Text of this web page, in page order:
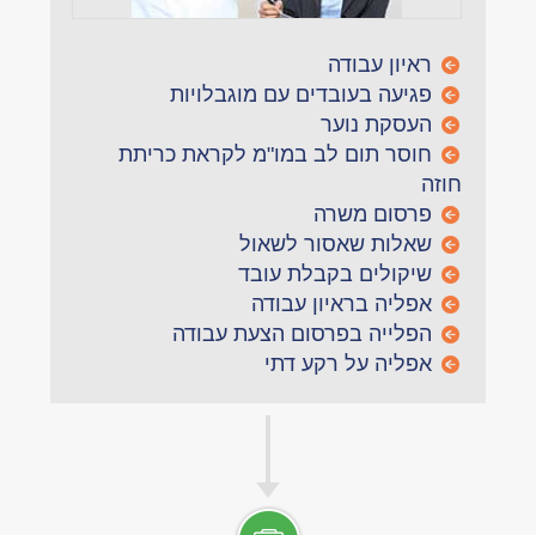
ראיון עבודה
פגיעה בעובדים עם מוגבלויות
העסקת נוער
חוסר תום לב במו"מ לקראת כריתת
חוזה
פרסום משרה
שאלות שאסור לשאול
שיקולים בקבלת עובד
אפליה בראיון עבודה
הפלייה בפרסום הצעת עבודה
אפליה על רקע דתי